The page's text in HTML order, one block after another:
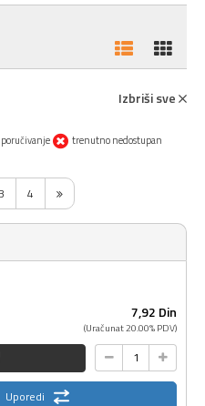
Izbriši sve
trenutno nedostupan
3 4
7,92 Din
(Uračunat 20.00% PDV)
Uporedi